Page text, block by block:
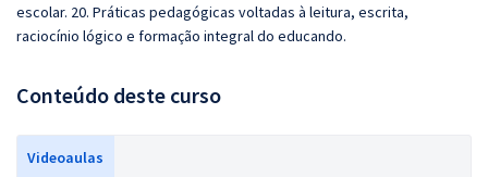
escolar. 20. Práticas pedagógicas voltadas à leitura, escrita,
raciocínio lógico e formação integral do educando.
Conteúdo deste curso
Videoaulas